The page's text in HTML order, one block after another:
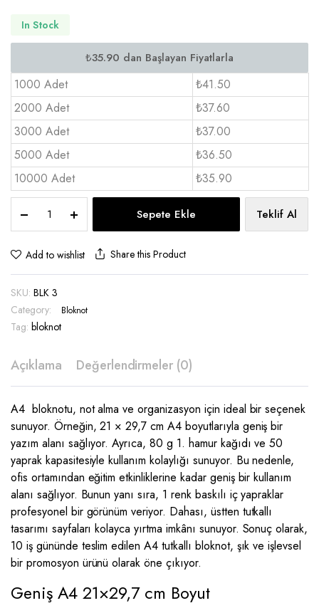
In Stock
1000 Adet
₺41.50
2000 Adet
₺37.60
3000 Adet
₺37.00
5000 Adet
₺36.50
10000 Adet
₺35.90
Bloknot
Üstten
Tutkallı
BLK
3
quantity
Sepete Ekle Teklif Al
Add to wishlist Share this Product
SKU: BLK 3
Category:
Bloknot
Tag: bloknot
Açıklama Değerlendirmeler (0)
A4 bloknotu, not alma ve organizasyon için ideal bir seçenek
sunuyor. Örneğin, 21 × 29,7 cm A4 boyutlarıyla geniş bir
yazım alanı sağlıyor. Ayrıca, 80 g 1. hamur kağıdı ve 50
yaprak kapasitesiyle kullanım kolaylığı sunuyor. Bu nedenle,
ofis ortamından eğitim etkinliklerine kadar geniş bir kullanım
alanı sağlıyor. Bunun yanı sıra, 1 renk baskılı iç yapraklar
profesyonel bir görünüm veriyor. Dahası, üstten tutkallı
tasarımı sayfaları kolayca yırtma imkânı sunuyor. Sonuç olarak,
10 iş gününde teslim edilen A4 tutkallı bloknot, şık ve işlevsel
bir promosyon ürünü olarak öne çıkıyor.
Geniş A4 21×29,7 cm Boyut